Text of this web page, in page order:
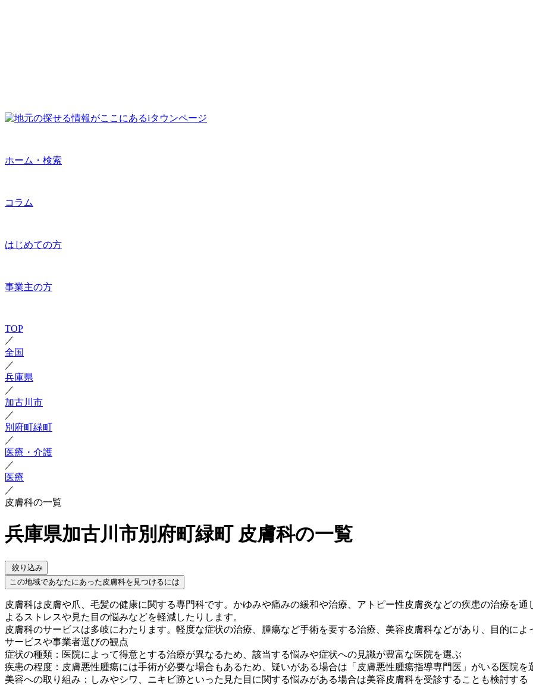
ホーム・検索
コラム
はじめての方
事業主の方
TOP
／
全国
／
兵庫県
／
加古川市
／
別府町緑町
／
医療・介護
／
医療
／
皮膚科の一覧
兵庫県加古川市別府町緑町 皮膚科の一覧
絞り込み
この地域であなたにあった皮膚科を見つけるには
皮膚科は皮膚や爪、毛髪の健康に関する専門科です。かゆみや痛みの緩和や治療、アトピー性皮膚炎などの疾患の治療を
よるストレスや見た目の悩みなどを軽減したりします。
皮膚科のサービスは多岐にわたります。軽度な症状の治療、腫瘍など手術を要する治療、美容皮膚科などがあり、目的に
サービスや事業者選びの観点
症状の種類：医院によって得意とする治療が異なるため、該当する悩みや症状への見識が豊富な医院を選ぶ
疾患の程度：皮膚悪性腫瘍には手術が必要な場合もあるため、疑いがある場合は「皮膚悪性腫瘍指導専門医」がいる医院を
美容への取り組み：しみやシワ、ニキビ跡といった見た目に関する悩みがある場合は美容皮膚科を受診することも検討する